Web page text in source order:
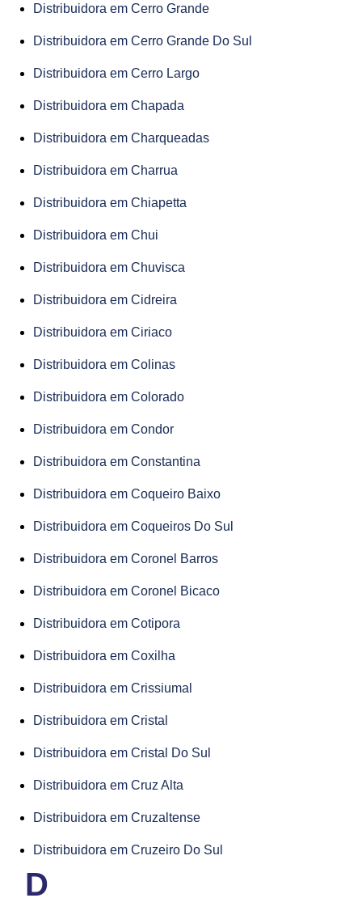
Distribuidora em Cerro Grande
Distribuidora em Cerro Grande Do Sul
Distribuidora em Cerro Largo
Distribuidora em Chapada
Distribuidora em Charqueadas
Distribuidora em Charrua
Distribuidora em Chiapetta
Distribuidora em Chui
Distribuidora em Chuvisca
Distribuidora em Cidreira
Distribuidora em Ciriaco
Distribuidora em Colinas
Distribuidora em Colorado
Distribuidora em Condor
Distribuidora em Constantina
Distribuidora em Coqueiro Baixo
Distribuidora em Coqueiros Do Sul
Distribuidora em Coronel Barros
Distribuidora em Coronel Bicaco
Distribuidora em Cotipora
Distribuidora em Coxilha
Distribuidora em Crissiumal
Distribuidora em Cristal
Distribuidora em Cristal Do Sul
Distribuidora em Cruz Alta
Distribuidora em Cruzaltense
Distribuidora em Cruzeiro Do Sul
D